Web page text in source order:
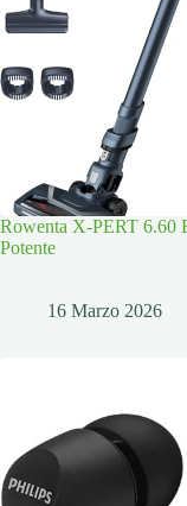
Rowenta X-PERT 6.60
Potente
16 Marzo 2026